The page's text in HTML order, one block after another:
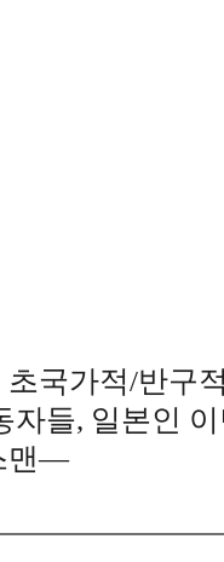
국가적/반구
들, 일본인
맨―